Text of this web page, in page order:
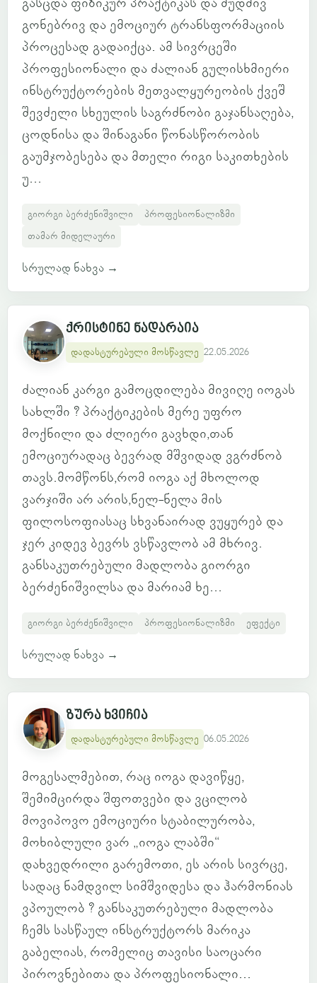
გონებრივ და ემოციურ ტრანსფორმაციის
პროცესად გადაიქცა. ამ სივრცეში
პროფესიონალი და ძალიან გულისხმიერი
ინსტრუქტორების მეთვალყურეობის ქვეშ
შევძელი სხეულის საგრძნობი გაჯანსაღება,
ცოდნისა და შინაგანი წონასწორობის
გაუმჯობესება და მთელი რიგი საკითხების
უ...
გიორგი ბერძენიშვილი
პროფესიონალიზმი
თამარ მიდელაური
სრულად ნახვა →
ქრისტინე ნადარაია
დადასტურებული მოსწავლე 22.05.2026
ძალიან კარგი გამოცდილება მივიღე იოგას
სახლში ? პრაქტიკების მერე უფრო
მოქნილი და ძლიერი გავხდი,თან
ემოციურადაც ბევრად მშვიდად ვგრძნობ
თავს.მომწონს,რომ იოგა აქ მხოლოდ
ვარჯიში არ არის,ნელ-ნელა მის
ფილოსოფიასაც სხვანაირად ვუყურებ და
ჯერ კიდევ ბევრს ვსწავლობ ამ მხრივ.
განსაკუთრებული მადლობა გიორგი
ბერძენიშვილსა და მარიამ ხე...
გიორგი ბერძენიშვილი პროფესიონალიზმი ეფექტი
სრულად ნახვა →
ზურა ხვიჩია
დადასტურებული მოსწავლე 06.05.2026
მოგესალმებით, რაც იოგა დავიწყე,
შემიმცირდა შფოთვები და ვცილობ
მოვიპოვო ემოციური სტაბილურობა,
მოხიბლული ვარ „იოგა ლაბში“
დახვედრილი გარემოთი, ეს არის სივრცე,
სადაც ნამდვილ სიმშვიდესა და ჰარმონიას
ვპოულობ ? განსაკუთრებული მადლობა
ჩემს სასწაულ ინსტრუქტორს მარიკა
გაბელიას, რომელიც თავისი საოცარი
პიროვნებითა და პროფესიონალი...